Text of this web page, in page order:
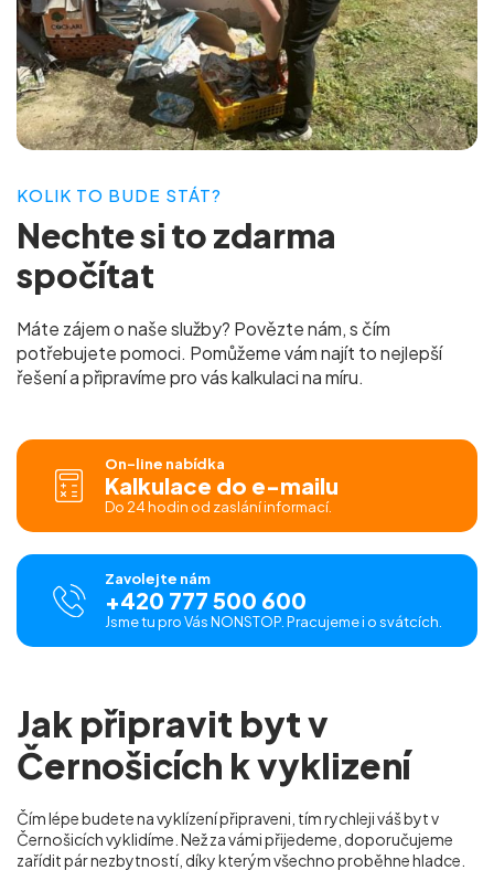
KOLIK TO BUDE STÁT?
Nechte si tozdarma
spočítat
Máte zájem o naše služby? Povězte nám, s čím
potřebujete pomoci. Pomůžeme vám najít to nejlepší
řešení a připravíme pro váskalkulaci na míru.
On-line nabídka
Kalkulace do e-mailu
Do 24 hodin od zaslání informací.
Zavolejte nám
+420 777 500 600
Jsme tu pro Vás NONSTOP. Pracujeme i o svátcích.
Jak připravit byt v
Černošicích k vyklizení
Čím lépe budete na vyklízení připraveni, tím rychleji váš byt v
Černošicích vyklidíme. Než za vámi přijedeme, doporučujeme
zařídit pár nezbytností, díky kterým všechno proběhne hladce.